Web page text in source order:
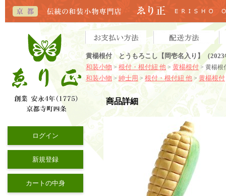
黄楊根付 とうもろこし【岡壱名入り】（
和装小物 > 根付・根付紐 他 > 黄楊根付 > 黄楊根
和装小物 >紳士用 > 根付・根付紐 他 >黄楊根付
ログイン
新規登録
カートの中身
商品詳細